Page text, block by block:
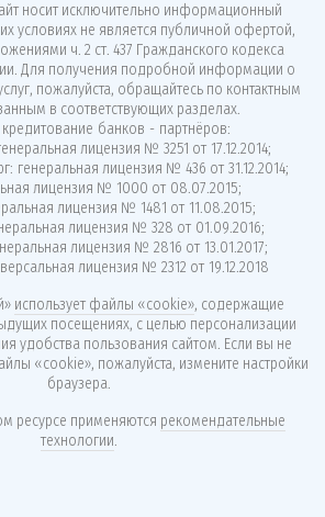
носит исключительно информационный
условиях не является публичной офертой,
ч. 2 ст. 437 Гражданского кодекса
Для получения подробной информации о
пожалуйста, обращайтесь по контактным
в соответствующих разделах.
банков - партнёров:
лицензия № 3251 от 17.12.2014;
генеральная лицензия № 436 от 31.12.2014;
лицензия № 1000 от 08.07.2015;
лицензия № 1481 от 11.08.2015;
лицензия № 328 от 01.09.2016;
лицензия № 2816 от 13.01.2017;
лицензия № 2312 от 19.12.2018
использует файлы «cookie», содержащие
посещениях, с целью персонализации
удобства пользования сайтом. Если вы не
«cookie», пожалуйста, измените настройки
браузера.
ресурсе применяются рекомендательные
технологии.